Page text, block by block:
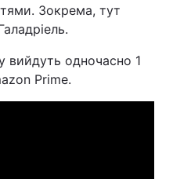
Зокрема, тут
вийдуть одночасно 1
Prime.